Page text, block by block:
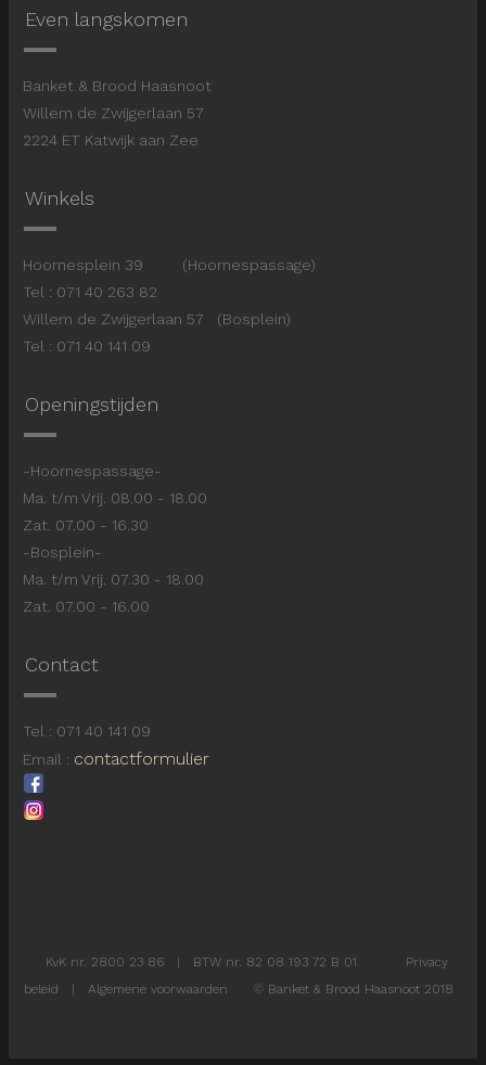
Even langskomen
Banket & Brood Haasnoot
Willem de Zwijgerlaan 57
2224 ET Katwijk aan Zee
Winkels
Hoornesplein 39 (Hoornespassage)
Tel : 071 40 263 82
Willem de Zwijgerlaan 57 (Bosplein)
Tel : 071 40 141 09
Openingstijden
-Hoornespassage-
Ma. t/m Vrij. 08.00 - 18.00
Zat. 07.00 - 16.30
-Bosplein-
Ma. t/m Vrij. 07.30 - 18.00
Zat. 07.00 - 16.00
Contact
Tel : 071 40 141 09
Email : contactformulier
KvK nr. 2800 23 86 | BTW nr. 82 08 193 72 B 01
Privacy
beleid | Algemene voorwaarden ©Banket & Brood Haasnoot 2018